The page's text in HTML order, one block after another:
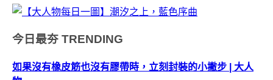
今日最夯 TRENDING
如果沒有橡皮筋也沒有膠帶時，立刻封裝的小撇步 | 大人